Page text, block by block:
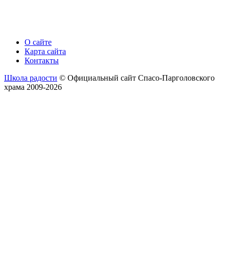
О сайте
Карта сайта
Контакты
Школа радости © Официальный сайт Спасо-Парголовского
храма 2009-2026